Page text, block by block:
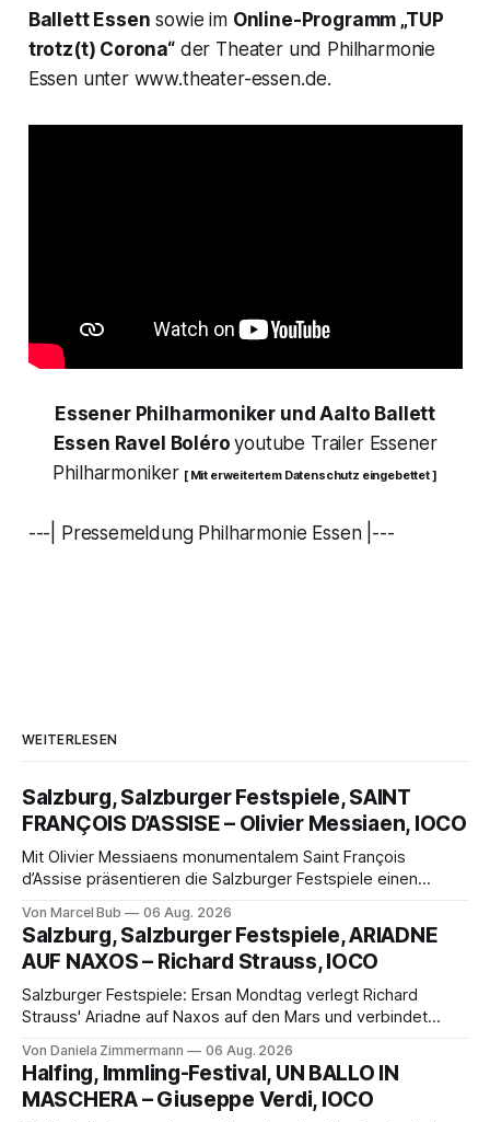
Ballett Essen sowie im Online-Programm „TUP
trotz(t) Corona“der Theater und Philharmonie
Essen unter www.theater-essen.de.
Essener Philharmoniker und Aalto Ballett
Essen Ravel Boléroyoutube Trailer Essener
Philharmoniker [ Mit erweitertem Datenschutz eingebettet ]
---| Pressemeldung Philharmonie Essen |---
WEITERLESEN
Salzburg, Salzburger Festspiele, SAINT
FRANÇOIS D’ASSISE – Olivier Messiaen, IOCO
Mit Olivier Messiaens monumentalem Saint François
d’Assise präsentieren die Salzburger Festspiele einen
eine bildgewaltige Inszenierung, Maxime Pascal entfaltet
die komplexe Partitur eindrucksvoll, Philippe Sly berührt als
Franziskus.
Von Marcel Bub 06 Aug. 2026
Salzburg, Salzburger Festspiele, ARIADNE
AUF NAXOS – Richard Strauss, IOCO
Salzburger Festspiele: Ersan Mondtag verlegt Richard
Strauss' Ariadne auf Naxos auf den Mars und verbindet
Aufführung mit starken Solisten und den Wiener
Philharmonikern, szenisch bleibt der zweite Akt jedoch
hinter den Erwartungen zurück.
Von Daniela Zimmermann 06 Aug. 2026
Halfing, Immling-Festival, UN BALLO IN
MASCHERA – Giuseppe Verdi, IOCO